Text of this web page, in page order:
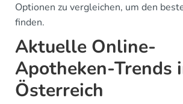
Optionen zu vergleichen, um den
finden.
Aktuelle Online-
Apotheken-Trends
Österreich